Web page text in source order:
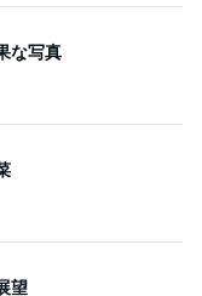
な写真
望